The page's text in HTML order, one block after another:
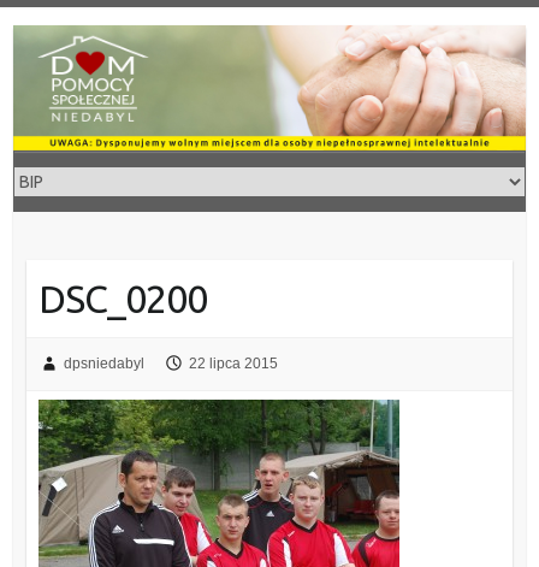
content
DSC_0200
dpsniedabyl 22 lipca 2015